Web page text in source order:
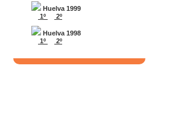
Huelva 1999
1º
2º
Huelva 1998
1º
2º